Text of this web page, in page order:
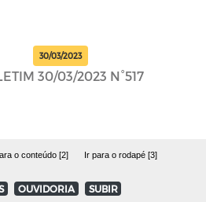
30/03/2023
30/03/2023 N°517
o conteúdo [2] Ir para o rodapé [3]
OUVIDORIA SUBIR